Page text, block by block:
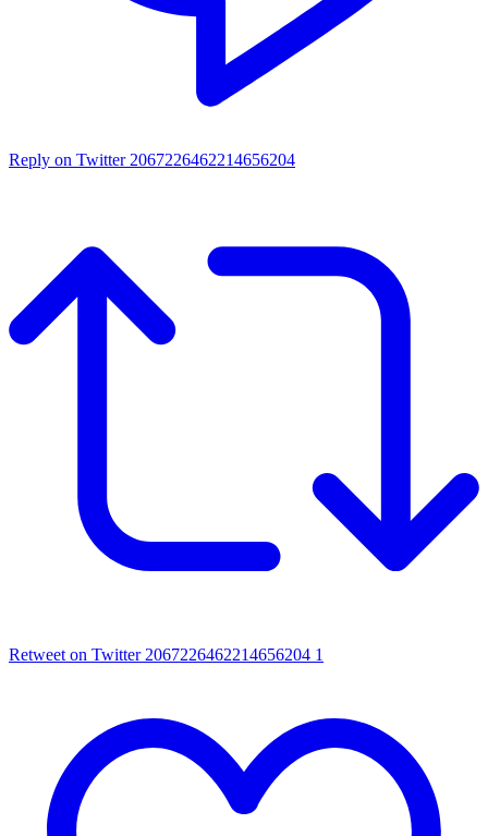
Reply on Twitter 2067226462214656204
Retweet on Twitter 2067226462214656204 1